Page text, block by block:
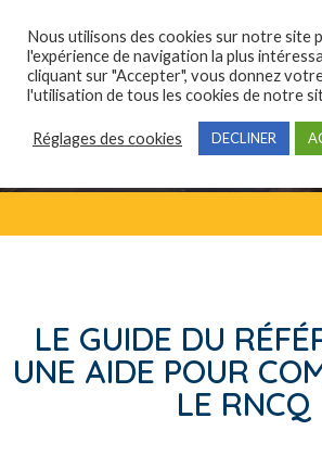
LE GUIDE DU
UNE AIDE POUR
LE RNCQ
Nous utilisons des cookies sur notre site
l'expérience de navigation la plus
cliquant sur "Accepter", vous donnez
l'utilisation de tous les cookies de notre
Réglages des cookies DECLINER